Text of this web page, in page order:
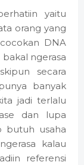
yaitu
orang yang
DNA
ngerasa
secara
banyak
jadi terlalu
dan lupa
butuh usaha
kalau
referensi